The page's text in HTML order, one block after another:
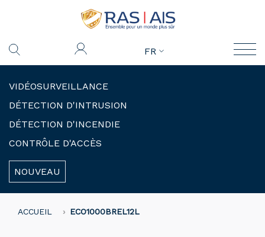
FR
VIDÉOSURVEILLANCE
DÉTECTION D'INTRUSION
DÉTECTION D'INCENDIE
CONTRÔLE D'ACCÈS
NOUVEAU
ACCUEIL ECO1000BREL12L